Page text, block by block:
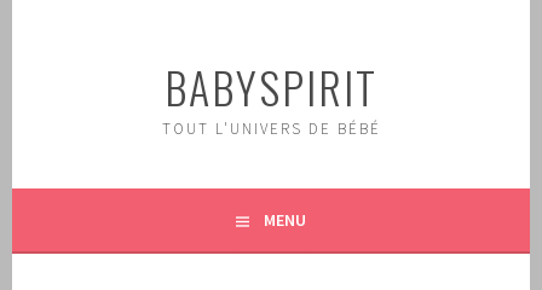
BABYSPIRIT
TOUT L'UNIVERS DE BÉBÉ
MENU